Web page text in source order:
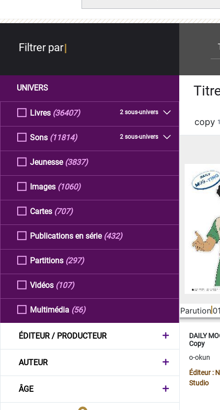
Filtrer par
UNIVERS
Livres 2 sous-univers
(36407)
Sons 2 sous-univers
(11814)
Jeunesse (3837)
Images (1060)
Cartes (707)
Publications en série (432)
Partitions (297)
Vidéos (107)
Multimédia (56)
ÉDITEUR / PRODUCTEUR
AUTEUR
ÂGE
copy
Parution
DAILY
Copy
o-okun
Éditeur :
Studio